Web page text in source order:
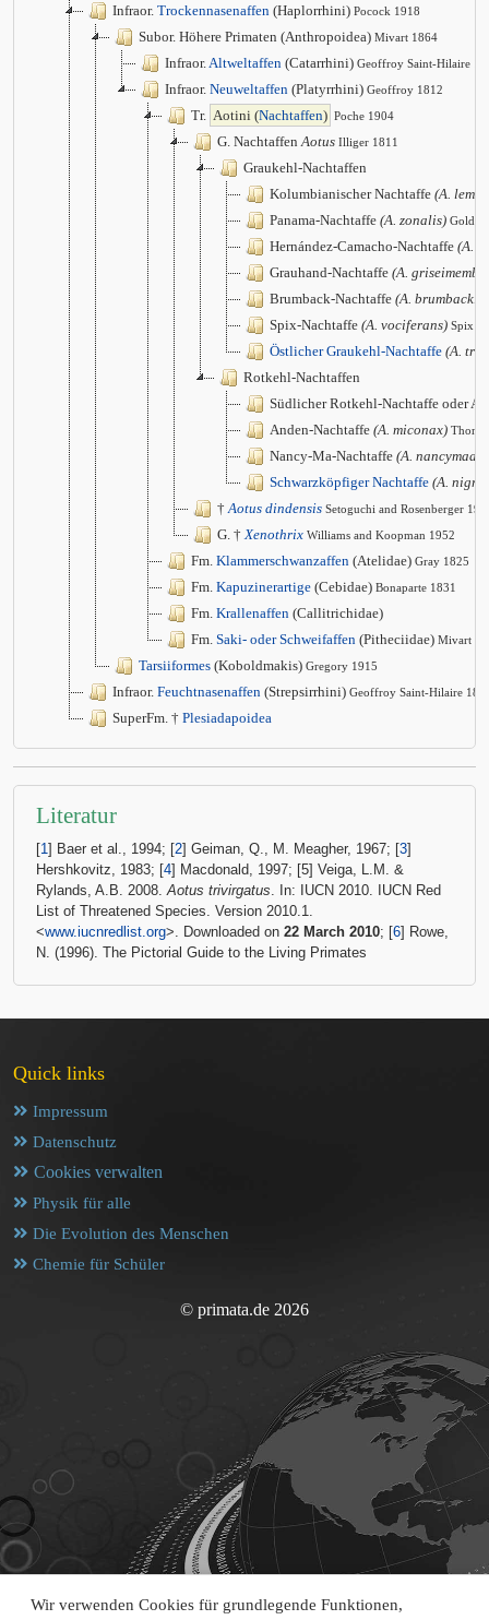
Wir verwenden Cookies für grundlegende Funktionen,
Infraor. Trockennasenaffen (Haplorrhini) Pocock 1918
Subor. Höhere Primaten (Anthropoidea) Mivart 1864
Infraor. Altweltaffen (Catarrhini) Geoffroy Saint-Hilaire
Infraor. Neuweltaffen (Platyrrhini) Geoffroy 1812
Tr. Aotini (Nachtaffen) Poche 1904
G. Nachtaffen Aotus Illiger 1811
Graukehl-Nachtaffen
Kolumbianischer Nachtaffe (A.
Panama-Nachtaffe (A. zonalis)
Hernández-Camacho-Nachtaffe (A.
Grauhand-Nachtaffe (A.
Brumback-Nachtaffe (A. brumbacki)
Spix-Nachtaffe (A. vociferans) Spix
Östlicher Graukehl-Nachtaffe (A.
Rotkehl-Nachtaffen
Südlicher Rotkehl-Nachtaffe oder
Anden-Nachtaffe (A. miconax)
Nancy-Ma-Nachtaffe (A. nancymaae)
Schwarzköpfiger Nachtaffe (A.
† Aotus dindensis Setoguchi and Rosenberger
G. † Xenothrix Williams and Koopman 1952
Fm. Klammerschwanzaffen (Atelidae) Gray 1825
Fm. Kapuzinerartige (Cebidae) Bonaparte 1831
Fm. Krallenaffen (Callitrichidae)
Fm. Saki- oder Schweifaffen (Pitheciidae) Mivart
Tarsiiformes (Koboldmakis) Gregory 1915
Infraor. Feuchtnasenaffen (Strepsirrhini) Geoffroy Saint-Hilaire
SuperFm. † Plesiadapoidea
Literatur
[1] Baer et al., 1994; [2] Geiman, Q., M. Meagher, 1967; [3]
Hershkovitz, 1983; [4] Macdonald, 1997; [5] Veiga, L.M. &
Rylands, A.B. 2008. Aotus trivirgatus . In: IUCN 2010. IUCN Red
List of Threatened Species. Version 2010.1.
<www.iucnredlist.org>. Downloaded on 22 March 2010; [6] Rowe,
N. (1996). The Pictorial Guide to the Living Primates
Quick links
Impressum
Datenschutz
Cookies verwalten
Physik für alle
Die Evolution des Menschen
Chemie für Schüler
© primata.de 2026